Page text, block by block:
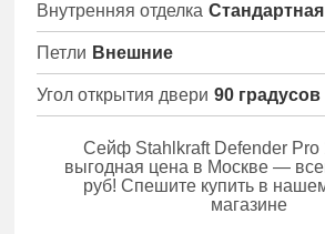
Внутренняя отделка
Петли Внешние
Угол открытия двери 90 градусов
Сейф Stahlkraft Defender
выгодная цена в Москве —
руб! Спешите купить в
магазине